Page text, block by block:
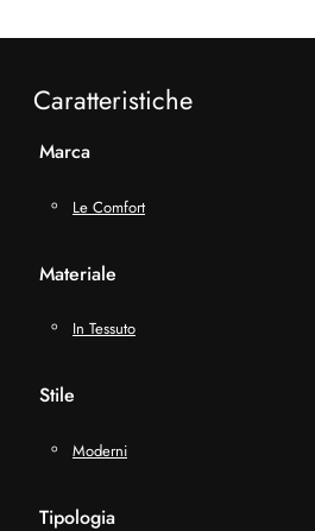
Caratteristiche
Marca
Le Comfort
Materiale
In Tessuto
Stile
Moderni
Tipologia